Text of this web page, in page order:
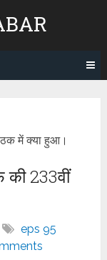
में क्या हुआ।
की 233वीं
eps 95